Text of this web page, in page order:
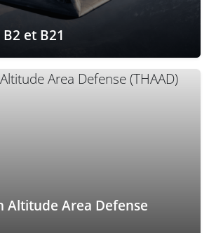
et B21
Altitude Area Defense